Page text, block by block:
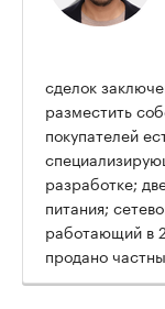
сделок
разместить
покупателей
разработке;
питания;
работающий в
продано